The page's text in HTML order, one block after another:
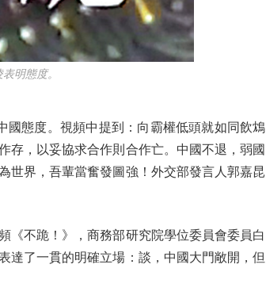
明態度。
態度。視頻中提到：向霸權低頭就如同飲鴆
存，以妥協求合作則合作亡。中國不退，弱國
世界，吾輩當奮發圖強！外交部發言人郭嘉昆
不跪！》，商務部研究院學位委員會委員白
達了一貫的明確立場：談，中國大門敞開，但